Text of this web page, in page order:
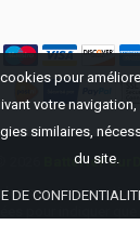
les marques
pour
votre
similaires,
du site.
DE